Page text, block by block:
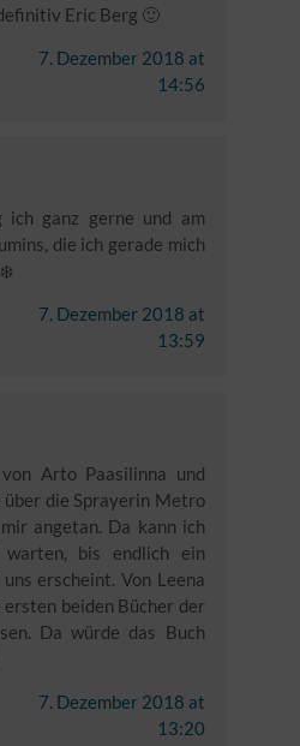
Eric Berg 🙂
7. Dezember 2018 at
14:56
ich ganz gerne und am
die ich gerade mich
7. Dezember 2018 at
13:59
Arto Paasilinna und
die Sprayerin Metro
angetan. Da kann ich
bis endlich ein
erscheint. Von Leena
beiden Bücher der
Da würde das Buch
7. Dezember 2018 at
13:20